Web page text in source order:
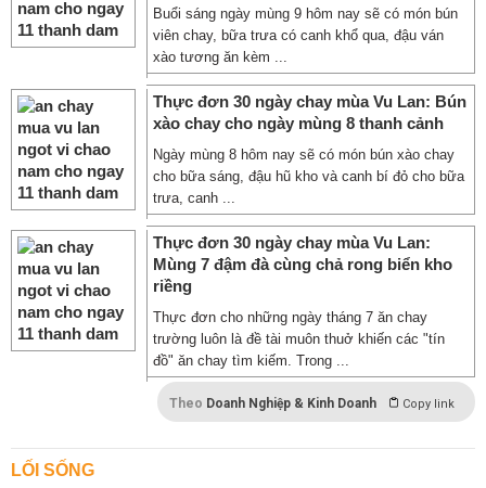
Buổi sáng ngày mùng 9 hôm nay sẽ có món bún
viên chay, bữa trưa có canh khổ qua, đậu ván
xào tương ăn kèm ...
Thực đơn 30 ngày chay mùa Vu Lan: Bún
xào chay cho ngày mùng 8 thanh cảnh
Ngày mùng 8 hôm nay sẽ có món bún xào chay
cho bữa sáng, đậu hũ kho và canh bí đỏ cho bữa
trưa, canh ...
Thực đơn 30 ngày chay mùa Vu Lan:
Mùng 7 đậm đà cùng chả rong biển kho
riềng
Thực đơn cho những ngày tháng 7 ăn chay
trường luôn là đề tài muôn thuở khiến các "tín
đồ" ăn chay tìm kiếm. Trong ...
Theo Doanh Nghiệp & Kinh Doanh Copy link
LỐI SỐNG